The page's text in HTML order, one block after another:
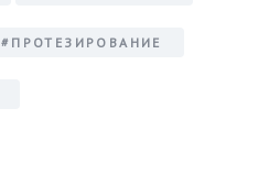
#ПРОТЕЗИРОВАНИЕ